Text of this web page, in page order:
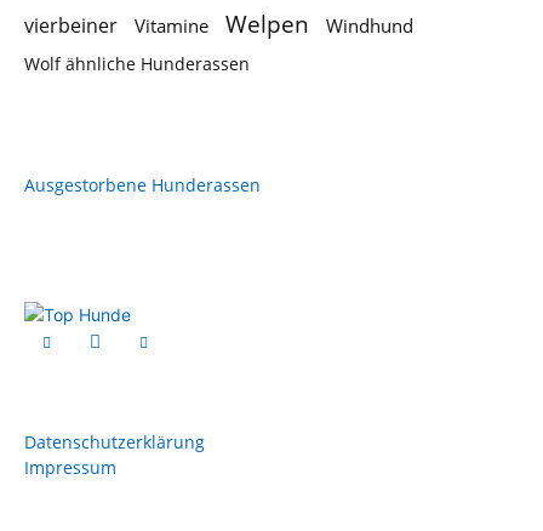
vierbeiner
Vitamine Welpen Windhund
Wolf ähnliche Hunderassen
Ausgestorbene Hunderassen
Datenschutzerklärung
Impressum